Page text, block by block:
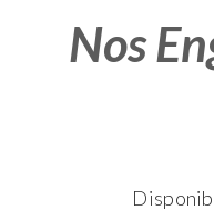
Nos